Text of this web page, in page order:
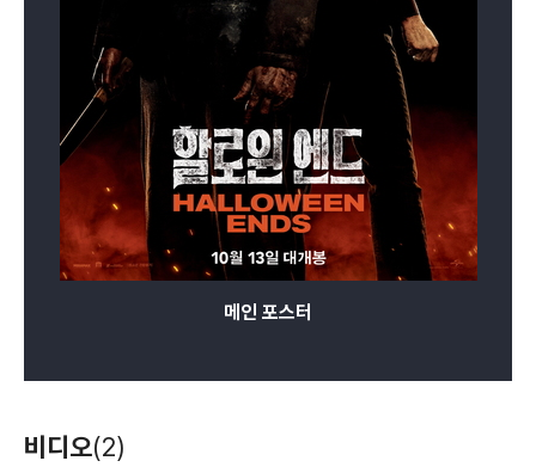
메인 포스터
비디오(2)